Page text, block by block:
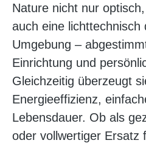
Nature nicht nur
auch eine lichttechnisch
Umgebung –
Einrichtung und
Gleichzeitig überzeugt
Energieeffizienz,
Lebensdauer. Ob als
oder vollwertiger Ersatz